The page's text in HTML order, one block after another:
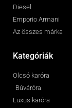
Diesel
Emporio Armani
Az összes márka
Kategóriák
Olcsó karóra
Búváróra
Luxus karóra